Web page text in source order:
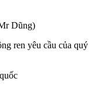
Dũng)
ren yêu cầu của quý